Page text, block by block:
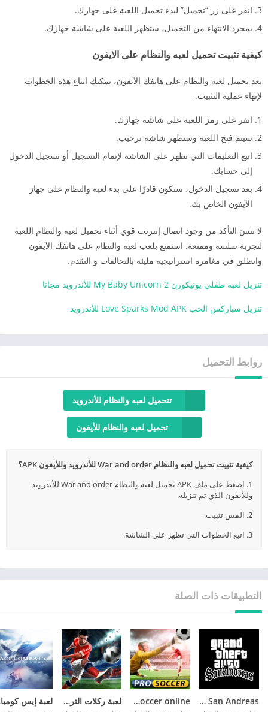
انقر على زر “تحميل” لبدء تحميل اللعبة على جهازك.
بمجرد الانتهاء من التحميل، ستظهر اللعبة على شاشة جهازك.
كيفية تثبيت تحميل لعبه والنظام على الايفون
بعد تحميل لعبه والنظام على هاتفك الآيفون، يمكنك اتباع هذه الخطوات
لإنهاء عملية التثبيت.
انقر على رمز اللعبة على شاشة جهازك.
سيتم فتح اللعبة وستظهر شاشة ترحيب.
اتبع التعليمات التي تظهر على الشاشة لإتمام التسجيل أو تسجيل الدخول
إلى حسابك.
بعد تسجيل الدخول، ستكون قادرًا على بدء لعبة والنظام على جهاز
الآيفون الخاص بك.
لا تنسَ التأكد من وجود اتصال إنترنت قوي أثناء تحميل لعبه والنظام اللعبة
لتجربة سلسة وممتعة. استمتع بلعب لعبة والنظام على هاتفك الآيفون
وانطلق في مغامرة استراتيجية مليئة بالتحالفات و التقدم.
تنزيل لعبه طفلي يونيكورن My Baby Unicorn 2 للأندرويد مجانا
تنزيل سباركس الحب Love Sparks Mod APK للأندرويد
روابط التحميل
تتحميل لعبه والنظام للأندرويد
تحميل لعبه والنظام للأيفون
كيفية تثبيت تحميل لعبه والنظام War and order للأندرويد وللأيفون APK؟
1. اضغط على ملف APK تحميل لعبه والنظام War and order للأندرويد
وللأيفون الذي تم تنزيله.
2. المس تثبيت.
3. اتبع الخطوات التي تظهر على الشاشة.
التطبيقات ذات الصلة
GTA San Andreas pro soccer online مهكرة لعبة ركلات الترجيح